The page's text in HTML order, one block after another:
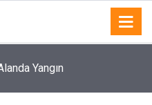
Yangın